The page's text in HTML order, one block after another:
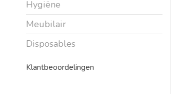
Hygiëne
Meubilair
Disposables
Klantbeoordelingen